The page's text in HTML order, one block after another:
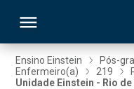
Ensino Einstein Pós-
Enfermeiro(a)
219
Unidade Einstein - Rio